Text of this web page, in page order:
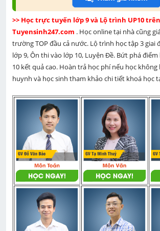
>> Học trực tuyến lớp 9 và Lộ trình UP10 trên
Tuyensinh247.com . Học online tại nhà cũng
trường TOP đầu cả nước. Lộ trình học tập 3 giai
lớp 9, Ôn thi vào lớp 10, Luyện Đề. Bứt phá
10 kết quả cao. Hoàn trả học phí nếu học không
huynh và học sinh tham khảo chi tiết khoá học